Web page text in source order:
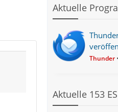
Aktuelle
Thunder
Aktuelle 153